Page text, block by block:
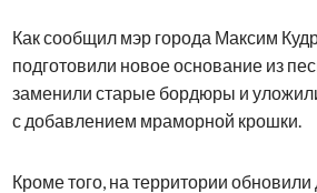
Как сообщил мэр города Максим
подготовили новое основание из
заменили старые бордюры и
с добавлением мраморной крошки.
Кроме того, на территории обновили